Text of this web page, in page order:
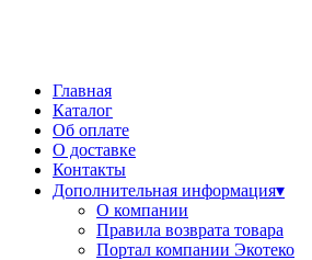
Главная
Каталог
Об оплате
О доставке
Контакты
Дополнительная информация▾
О компании
Правила возврата товара
Портал компании Экотеко